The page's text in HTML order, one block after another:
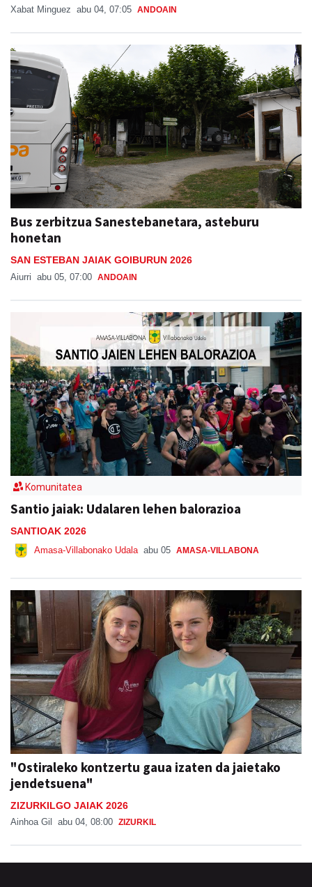
Xabat Minguez abu 04, 07:05 ANDOAIN
Bus zerbitzua Sanestebanetara, asteburu
honetan
SAN ESTEBAN JAIAK GOIBURUN 2026
Aiurri abu 05, 07:00 ANDOAIN
Komunitatea
Santio jaiak: Udalaren lehen balorazioa
SANTIOAK 2026
Amasa-Villabonako Udala abu 05 AMASA-VILLABONA
"Ostiraleko kontzertu gaua izaten da jaietako
jendetsuena"
ZIZURKILGO JAIAK 2026
Ainhoa Gil abu 04, 08:00 ZIZURKIL